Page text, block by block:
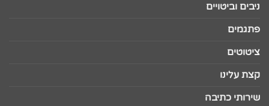
ניבים וביטויים
פתגמים
ציטוטים
קצת עלינו
שירותי כתיבה